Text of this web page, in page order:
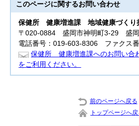
このページに関するお問い合わせ
保健所健康増進課 地域健康づくり
〒020-0884 盛岡市神明町3-29 盛岡
電話番号：019-603-8306 ファクス
保健所 健康増進課へのお問い合
をご利用ください。
前のページへ戻る
トップページへ戻